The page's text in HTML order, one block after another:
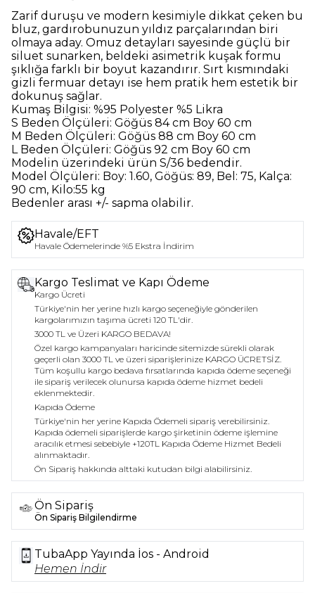
Zarif duruşu ve modern kesimiyle dikkat çeken bu
bluz, gardırobunuzun yıldız parçalarından biri
olmaya aday. Omuz detayları sayesinde güçlü bir
siluet sunarken, beldeki asimetrik kuşak formu
şıklığa farklı bir boyut kazandırır. Sırt kısmındaki
gizli fermuar detayı ise hem pratik hem estetik bir
dokunuş sağlar.
Kumaş Bilgisi: %95 Polyester %5 Likra
S Beden Ölçüleri: Göğüs 84 cm Boy 60 cm
M Beden Ölçüleri: Göğüs 88 cm Boy 60 cm
L Beden Ölçüleri: Göğüs 92 cm Boy 60 cm
Modelin üzerindeki ürün S/36 bedendir.
Model Ölçüleri: Boy: 1.60, Göğüs: 89, Bel: 75, Kalça:
90 cm, Kilo:55 kg
Bedenler arası +/- sapma olabilir.
Havale/EFT
Havale Ödemelerinde %5 Ekstra İndirim
Kargo Teslimat ve Kapı Ödeme
Kargo Ücreti
Türkiye'nin her yerine hızlı kargo seçeneğiyle gönderilen
kargolarımızın taşıma ücreti 120 TL'dir.
3000 TL ve Üzeri KARGO BEDAVA!
Özel kargo kampanyaları haricinde sitemizde sürekli olarak
geçerli olan 3000 TL ve üzeri siparişlerinize KARGO ÜCRETSİZ.
Tüm koşullu kargo bedava fırsatlarında kapıda ödeme seçeneği
ile sipariş verilecek olunursa kapıda ödeme hizmet bedeli
eklenmektedir.
Kapıda Ödeme
Türkiye'nin her yerine Kapıda Ödemeli sipariş verebilirsiniz.
Kapıda ödemeli siparişlerde kargo şirketinin ödeme işlemine
aracılık etmesi sebebiyle +120TL Kapıda Ödeme Hizmet Bedeli
alınmaktadır.
Ön Sipariş hakkında alttaki kutudan bilgi alabilirsiniz.
Ön Sipariş
Ön Sipariş Bilgilendirme
TubaApp Yayında İos - Android
Hemen İndir